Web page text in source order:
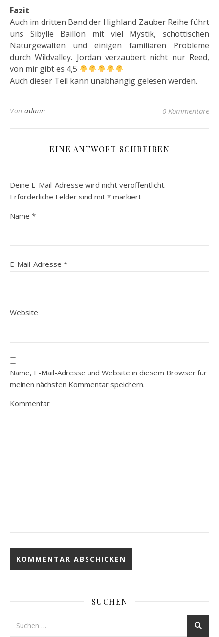
Fazit
Auch im dritten Band der Highland Zauber Reihe führt
uns Sibylle Baillon mit viel Mystik, schottischen
Naturgewalten und einigen familiären Probleme
durch Wildvalley. Jordan verzaubert nicht nur Reed,
von mir gibt es 4,5
Auch dieser Teil kann unabhängig gelesen werden.
Von admin 0 Kommentare
EINE ANTWORT SCHREIBEN
Deine E-Mail-Adresse wird nicht veröffentlicht.
Erforderliche Felder sind mit * markiert
Name *
E-Mail-Adresse *
Website
Name, E-Mail-Adresse und Website in diesem Browser für
meinen nächsten Kommentar speichern.
Kommentar
SUCHEN